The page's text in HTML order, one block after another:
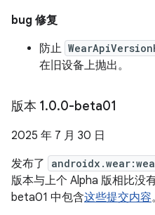
bug 修复
防止
在旧设备上抛出。
版本 1.0.0-beta01
2025 年 7 月 30 日
发布了
版本与上个 Alpha 版相比没
beta01 中包含这些提交内容。